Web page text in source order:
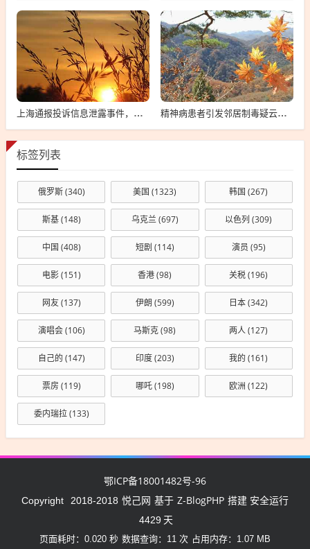
上海通报投诉信息泄露事件，向12345投诉遭遇信息泄露的警示与反思 精神病患者引发邻居制毒疑云，事件深度解析与公众反响观察
标签列表
俄罗斯(340) 美国 (1323) 韩国 (267)
斯基(148) 乌克兰(697) 以色列 (309)
中国 (408) 短剧 (114) 演员 (95)
电影(151) 香港(98) 关税(196)
网友(137) 伊朗 (599) 日本(342)
演唱会(106) 马斯克(98) 两人(127)
自己的 (147) 印度(203) 我的 (161)
票房 (119) 哪吒(198) 欧洲 (122)
委内瑞拉(133)
鄂ICP备18001482号-96
Copyright 2018-2018 悦己网 基于 Z-BlogPHP 搭建 安全运行
4429 天
页面耗时：0.020 秒 数据查询：11 次 占用内存：1.07 MB